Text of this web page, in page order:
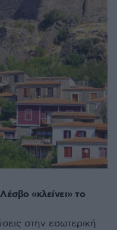
«κλείνει» το
στην εσωτερική